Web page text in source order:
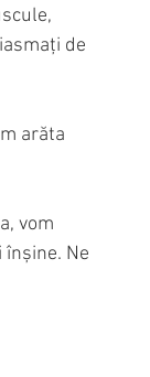
de
arăta
vom
Ne